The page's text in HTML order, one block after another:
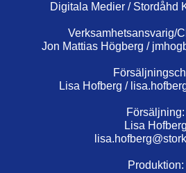
Digitala Medier / Stordåhd
Verksamhetsansvarig/
Jon Mattias Högberg /
Lisa Hofberg /
Försäljning:
Lisa Hofberg
Produktion: